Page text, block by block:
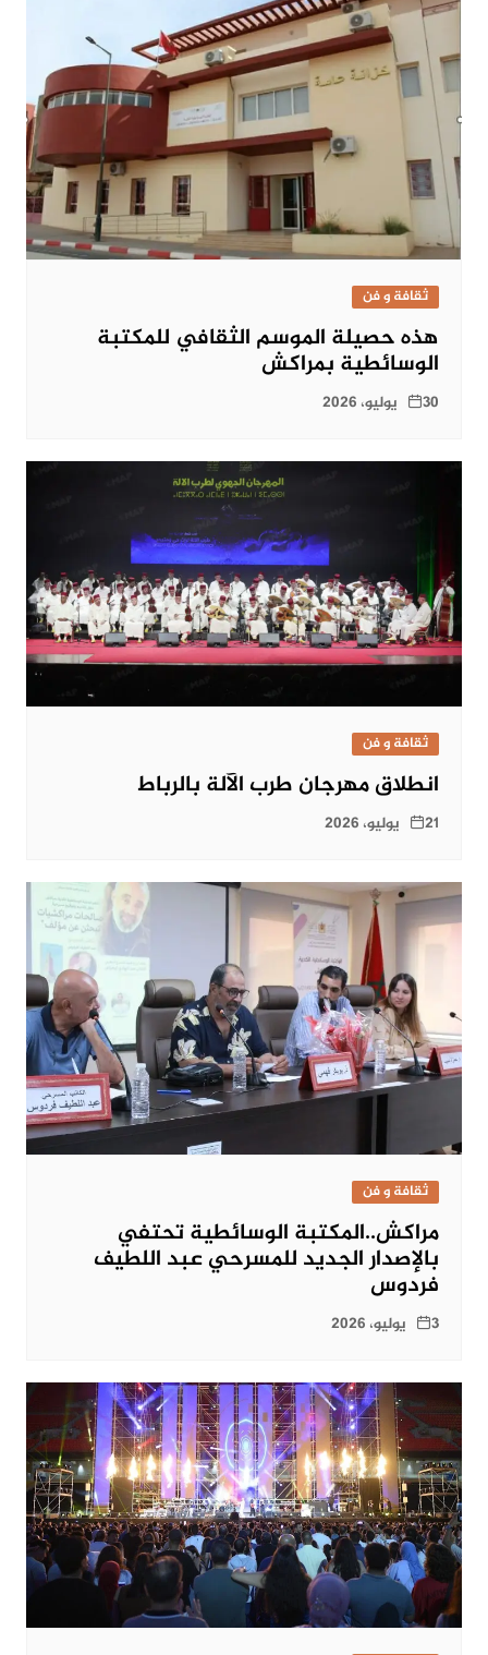
ثقافة و فن
هذه حصيلة الموسم الثقافي للمكتبة
الوسائطية بمراكش
30 يوليو، 2026
ثقافة و فن
انطلاق مهرجان طرب الآلة بالرباط
21 يوليو، 2026
ثقافة و فن
مراكش..المكتبة الوسائطية تحتفي
بالإصدار الجديد للمسرحي عبد اللطيف
فردوس
3 يوليو، 2026